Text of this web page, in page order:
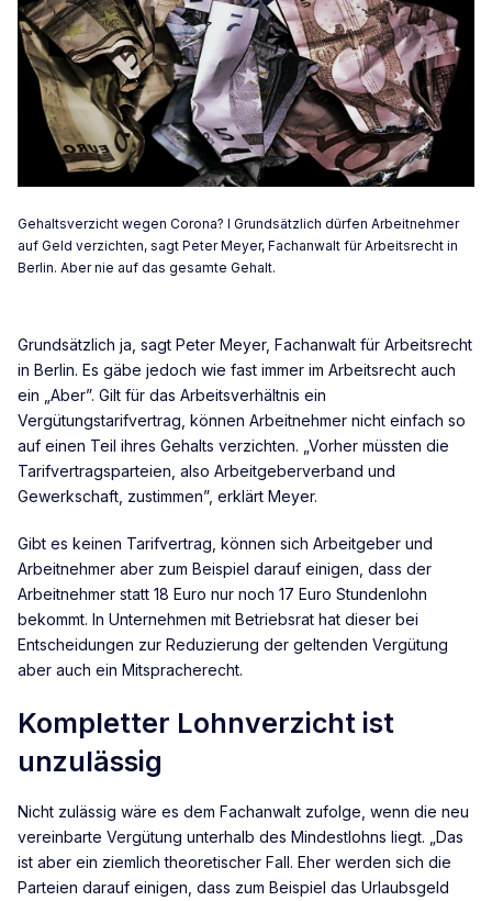
Gehaltsverzicht wegen Corona? I Grundsätzlich dürfen Arbeitnehmer
auf Geld verzichten, sagt Peter Meyer, Fachanwalt für Arbeitsrecht in
Berlin. Aber nie auf das gesamte Gehalt.
Grundsätzlich ja, sagt Peter Meyer, Fachanwalt für Arbeitsrecht
in Berlin. Es gäbe jedoch wie fast immer im Arbeitsrecht auch
ein „Aber”. Gilt für das Arbeitsverhältnis ein
Vergütungstarifvertrag, können Arbeitnehmer nicht einfach so
auf einen Teil ihres Gehalts verzichten. „Vorher müssten die
Tarifvertragsparteien, also Arbeitgeberverband und
Gewerkschaft, zustimmen”, erklärt Meyer.
Gibt es keinen Tarifvertrag, können sich Arbeitgeber und
Arbeitnehmer aber zum Beispiel darauf einigen, dass der
Arbeitnehmer statt 18 Euro nur noch 17 Euro Stundenlohn
bekommt. In Unternehmen mit Betriebsrat hat dieser bei
Entscheidungen zur Reduzierung der geltenden Vergütung
aber auch ein Mitspracherecht.
Kompletter Lohnverzicht ist
unzulässig
Nicht zulässig wäre es dem Fachanwalt zufolge, wenn die neu
vereinbarte Vergütung unterhalb des Mindestlohns liegt. „Das
ist aber ein ziemlich theoretischer Fall. Eher werden sich die
Parteien darauf einigen, dass zum Beispiel das Urlaubsgeld